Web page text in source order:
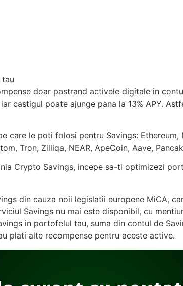
doar pastrand activele digitale in
castigul poate ajunge pana la 13% APY.
care le poti folosi pentru Savings: Ethereum,
Tron, Zilliqa, NEAR, ApeCoin, Aave,
Crypto Savings, incepe sa-ti optimizezi
din cauza noii legislatii europene MiCA,
Savings nu mai este disponibil, cu
in portofelul tau, suma din contul de
plati alte recompense pentru aceste active.